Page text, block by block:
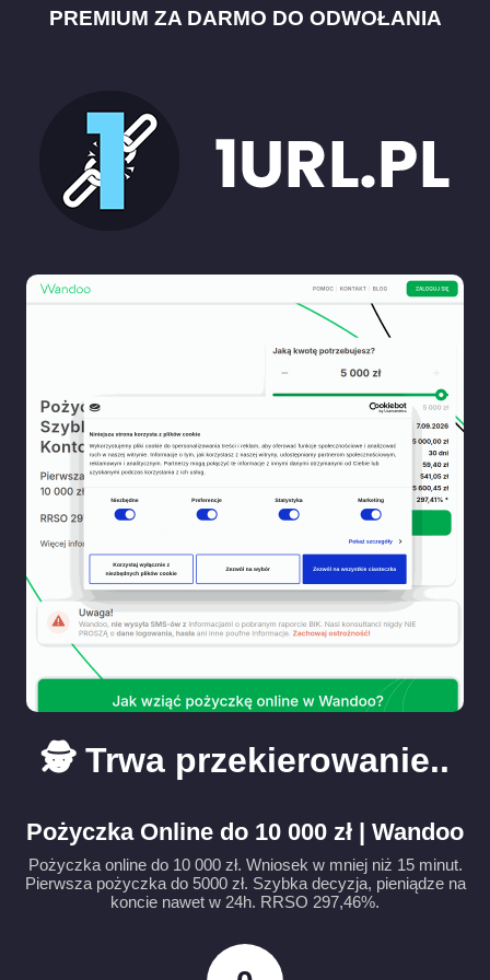
PREMIUM ZA DARMO DO ODWOŁANIA
🕵️ Trwa przekierowanie..
Pożyczka Online do 10 000 zł | Wandoo
Pożyczka online do 10 000 zł. Wniosek w mniej niż 15 minut.
Pierwsza pożyczka do 5000 zł. Szybka decyzja, pieniądze na
koncie nawet w 24h. RRSO 297,46%.